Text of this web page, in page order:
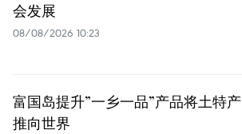
会发展
08/08/2026 10:23
富国岛提升”一乡一品”产品将土特产
推向世界